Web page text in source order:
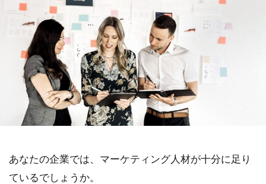
あなたの企業では、マーケティング人材が十分に足り
ているでしょうか。